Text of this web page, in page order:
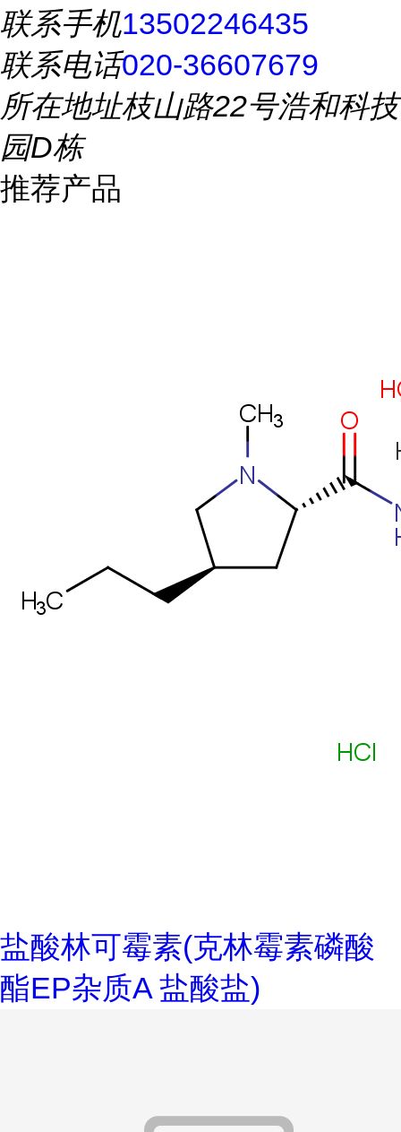
联系手机13502246435
联系电话020-36607679
所在地址枝山路22号浩和科技
园D栋
推荐产品
盐酸林可霉素(克林霉素磷酸
酯EP杂质A 盐酸盐)